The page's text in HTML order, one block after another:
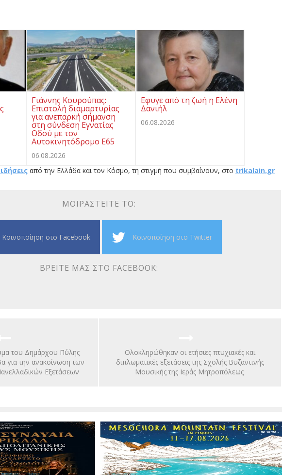
Γιάννης Κουρούπας:
Επιστολή διαμαρτυρίας
για ανεπαρκή σήμανση
στη σύνδεση Εγνατίας
Οδού με τον
Αυτοκινητόδρομο Ε65
06.08.2026
Εφυγε από τη ζωή η Ελένη
Δανιήλ
06.08.2026
από την Ελλάδα και τον Κόσμο, τη στιγμή που συμβαίνουν, στο trikalain.gr
ΜΟΙΡΑΣΤΕΊΤΕ ΤΟ:
Κοινοποίηση στο Facebook Κοινοποίηση στο Twitter
ΒΡΕΊΤΕ ΜΑΣ ΣΤΟ FACEBOOK:
του Δημάρχου Πύλης
για την ανακοίνωση των
Εξετάσεων
Ολοκληρώθηκαν οι ετήσιες πτυχιακές και
διπλωματικές εξετάσεις της Σχολής Βυζαντινής
Μουσικής της Ιεράς Μητροπόλεως